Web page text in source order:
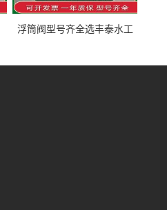
浮筒阀型号齐全选丰泰水工
道水库电站污水处理钢制闸